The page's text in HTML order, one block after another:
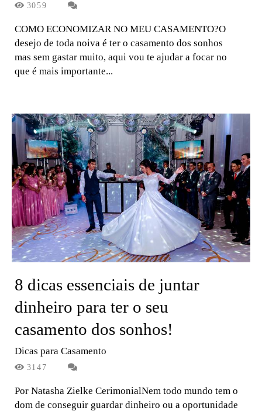
3059
COMO ECONOMIZAR NO MEU CASAMENTO?O
desejo de toda noiva é ter o casamento dos sonhos
mas sem gastar muito, aqui vou te ajudar a focar no
que é mais importante...
8 dicas essenciais de juntar
dinheiro para ter o seu
casamento dos sonhos!
Dicas para Casamento
3147
Por Natasha Zielke CerimonialNem todo mundo tem o
dom de conseguir guardar dinheiro ou a oportunidade